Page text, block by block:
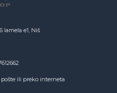
e1, Niš
ili preko interneta